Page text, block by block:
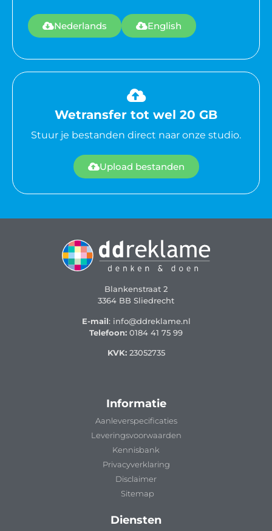
Nederlands English
Wetransfer tot wel 20 GB
Stuur je bestanden direct naar onze studio.
Upload bestanden
Blankenstraat 2
3364 BB Sliedrecht
E-mail: info@ddreklame.nl
Telefoon: 0184 41 75 99
KVK: 23052735
Informatie
Aanleverspecificaties
Leveringsvoorwaarden
Kennisbank
Privacyverklaring
Disclaimer
Sitemap
Diensten